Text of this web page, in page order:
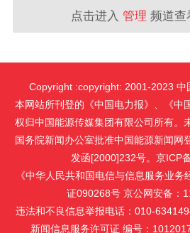
点击进入 管理 频道查
Copyright :copyright: 2001-2023 中
本网站所刊登的《中国电力报》、《中
权归中国能源传媒集团有限公司所有。
国务院新闻办公室批准中国能源新闻网
发函[2000]232号。京ICP
《中华人民共和国电信与信息服务业
证090268号 京公网安备：
违法和不良信息举报电话：010-
新闻信息服务许可证 编号：